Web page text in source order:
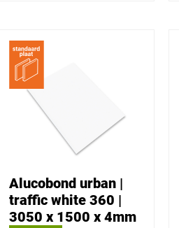
Alucobond urban |
traffic white 360 |
3050 x 1500 x 4mm